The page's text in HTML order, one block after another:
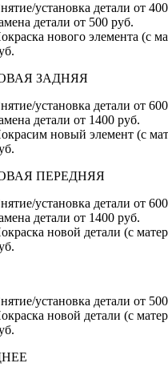
установка детали от
детали от 500 руб.
нового элемента (с
ЗАДНЯЯ
установка детали от
детали от 1400 руб.
новый элемент (с
ПЕРЕДНЯЯ
установка детали от
детали от 1400 руб.
новой детали (с
установка детали от
новой детали (с